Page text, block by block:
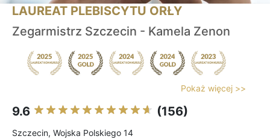
LAUREAT PLEBISCYTU ORŁY
Zegarmistrz Szczecin - Kamela Zenon
Pokaż więcej >>
9.6 (156)
Szczecin, Wojska Polskiego 14